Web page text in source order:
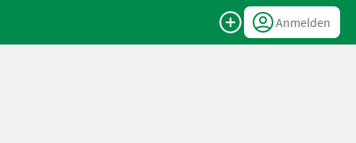
Anmelden